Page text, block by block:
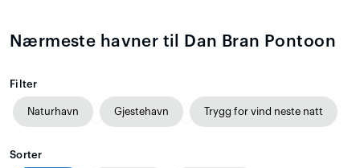
Nærmeste havner til Dan Bran Pontoon
Filter
Naturhavn Gjestehavn Trygg for vind neste natt
Sorter